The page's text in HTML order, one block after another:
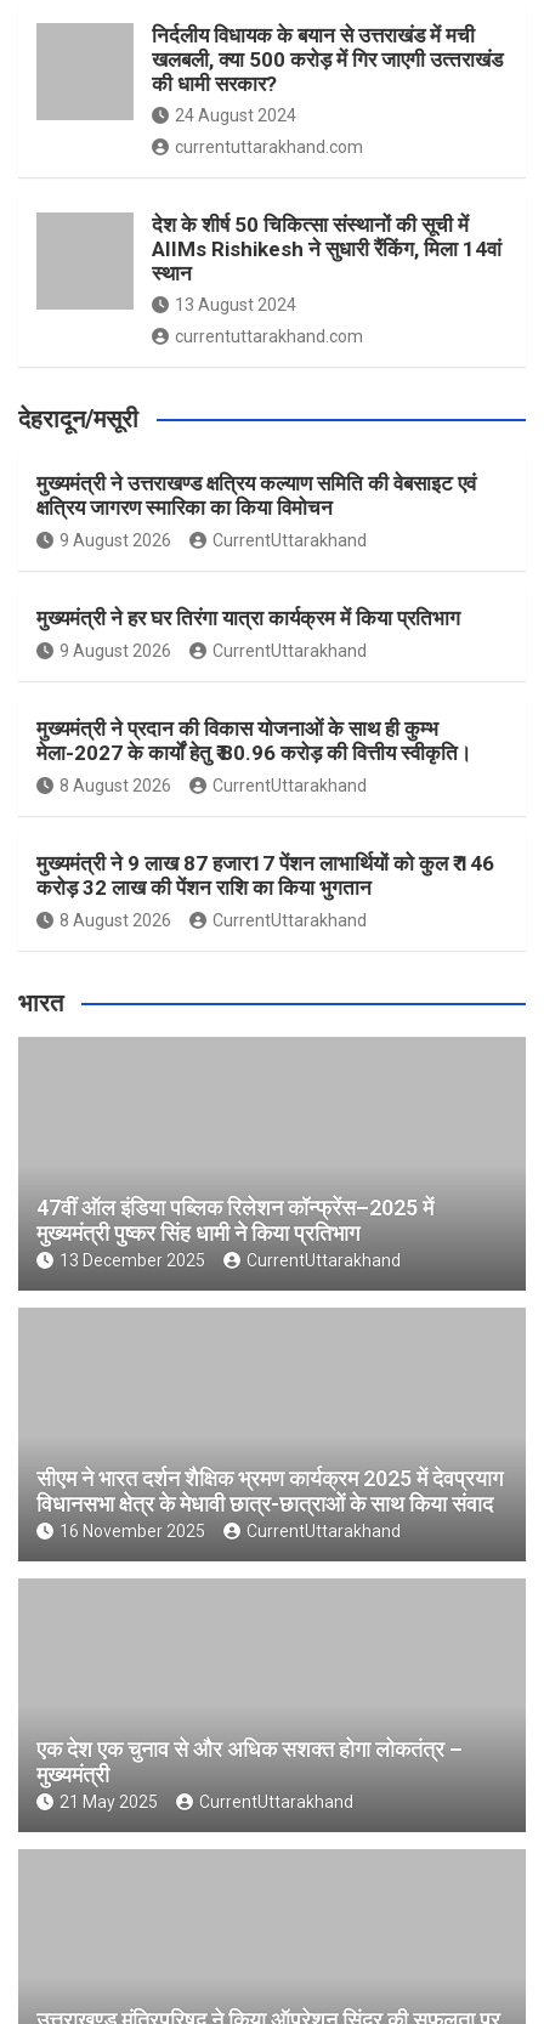
निर्दलीय विधायक के बयान से उत्तराखंड में मची
खलबली, क्‍या 500 करोड़ में गिर जाएगी उत्‍तराखंड
की धामी सरकार?
24 August 2024
currentuttarakhand.com
देश के शीर्ष 50 चिकित्सा संस्थानों की सूची में
AIIMs Rishikesh ने सुधारी रैंकिंग, मिला 14वां
स्थान
13 August 2024
currentuttarakhand.com
देहरादून/मसूरी
मुख्यमंत्री ने उत्तराखण्ड क्षत्रिय कल्याण समिति की वेबसाइट एवं
क्षत्रिय जागरण स्मारिका का किया विमोचन
9 August 2026 CurrentUttarakhand
मुख्यमंत्री ने हर घर तिरंगा यात्रा कार्यक्रम में किया प्रतिभाग
9 August 2026 CurrentUttarakhand
मुख्यमंत्री ने प्रदान की विकास योजनाओं के साथ ही कुम्भ
मेला-2027 के कार्यों हेतु ₹ 80.96 करोड़ की वित्तीय स्वीकृति।
8 August 2026 CurrentUttarakhand
मुख्यमंत्री ने 9 लाख 87 हजार17 पेंशन लाभार्थियों को कुल ₹ 146
करोड़ 32 लाख की पेंशन राशि का किया भुगतान
8 August 2026 CurrentUttarakhand
भारत
47वीं ऑल इंडिया पब्लिक रिलेशन कॉन्फ्रेंस–2025 में
मुख्यमंत्री पुष्कर सिंह धामी ने किया प्रतिभाग
13 December 2025 CurrentUttarakhand
सीएम ने भारत दर्शन शैक्षिक भ्रमण कार्यक्रम 2025 में देवप्रयाग
विधानसभा क्षेत्र के मेधावी छात्र-छात्राओं के साथ किया संवाद
16 November 2025 CurrentUttarakhand
एक देश एक चुनाव से और अधिक सशक्त होगा लोकतंत्र –
मुख्यमंत्री
21 May 2025 CurrentUttarakhand